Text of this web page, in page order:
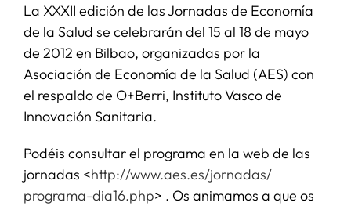
PROYECTOS/COLABORACIONES
SERVICIOS
NOTICIAS
La XXXII edición de las Jornadas de Economía
de la Salud se celebrarán del 15 al 18 de mayo
de 2012 en Bilbao, organizadas por la
Asociación de Economía de la Salud (AES) con
el respaldo de O+Berri, Instituto Vasco de
Innovación Sanitaria.
Podéis consultar el programa en la web de las
jornadas <http://www.aes.es/jornadas/
programa-dia16.php> . Os animamos a que os